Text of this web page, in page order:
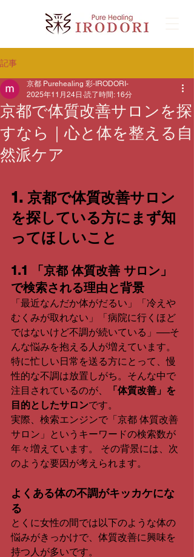
記事
京都で体質改善サロンを探
すなら｜心と体を整える自
然派ケア
京都 Purehealing 彩-IRODORI-
2025年11月24日 読了時間: 16分
1. 京都で体質改善サロン
を探している方にまず知
ってほしいこと
1.1 「京都 体質改善 サロン」
で検索される理由と背景
「最近なんだか体がだるい」「冷えや
むくみが取れない」「病院に行くほど
ではないけど不調が続いている」──そ
んな悩みを抱える人が増えています。
特に忙しい日常を送る方にとって、慢
性的な不調は放置しがち。そんな中で
注目されているのが、
「体質改善」を
目的としたサロンです。
実際、検索エンジンで「京都 体質改善
サロン」というキーワードの検索数が
年々増えています。 その背景には、次
のような要因が考えられます。
よくある体の不調がキッカケにな
る
とくに女性の間では以下のような体の
悩みがきっかけで、体質改善に興味を
持つ人が多いです。